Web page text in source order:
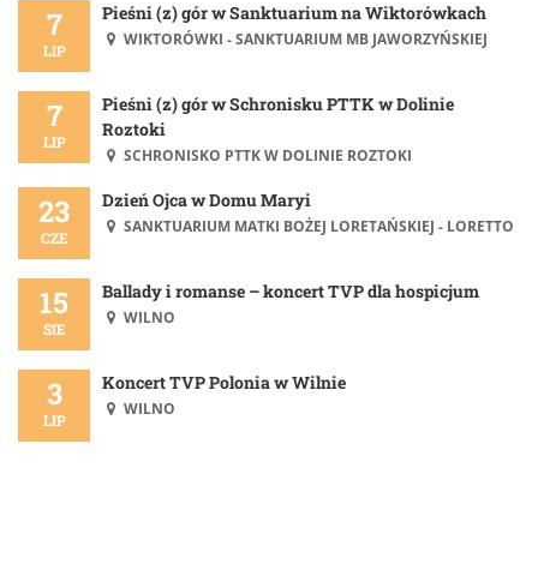
7
LIP
Pieśni (z) gór w Sanktuarium na Wiktorówkach
WIKTORÓWKI - SANKTUARIUM MB JAWORZYŃSKIEJ
7
LIP
Pieśni (z) gór w Schronisku PTTK w Dolinie
Roztoki
SCHRONISKO PTTK W DOLINIE ROZTOKI
23
CZE
Dzień Ojca w Domu Maryi
SANKTUARIUM MATKI BOŻEJ LORETAŃSKIEJ - LORETTO
15
SIE
Ballady i romanse – koncert TVP dla hospicjum
WILNO
3
LIP
Koncert TVP Polonia w Wilnie
WILNO